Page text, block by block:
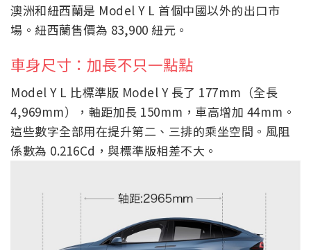
澳洲和紐西蘭是 Model Y L 首個中國以外的出口市
場。紐西蘭售價為 83,900 紐元。
車身尺寸：加長不只一點點
Model Y L 比標準版 Model Y 長了 177mm（全長
4,969mm），軸距加長 150mm，車高增加 44mm。
這些數字全部用在提升第二、三排的乘坐空間。風阻
係數為 0.216Cd，與標準版相差不大。